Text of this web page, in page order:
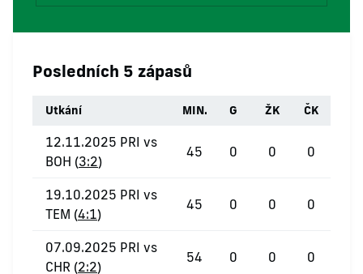
Posledních 5 zápasů
Utkání MIN. G ŽK ČK
12.11.2025 PRI vs
BOH (3:2)
45 0 0 0
19.10.2025 PRI vs
TEM (4:1)
45 0 0 0
07.09.2025 PRI vs
CHR (2:2)
54 0 0 0